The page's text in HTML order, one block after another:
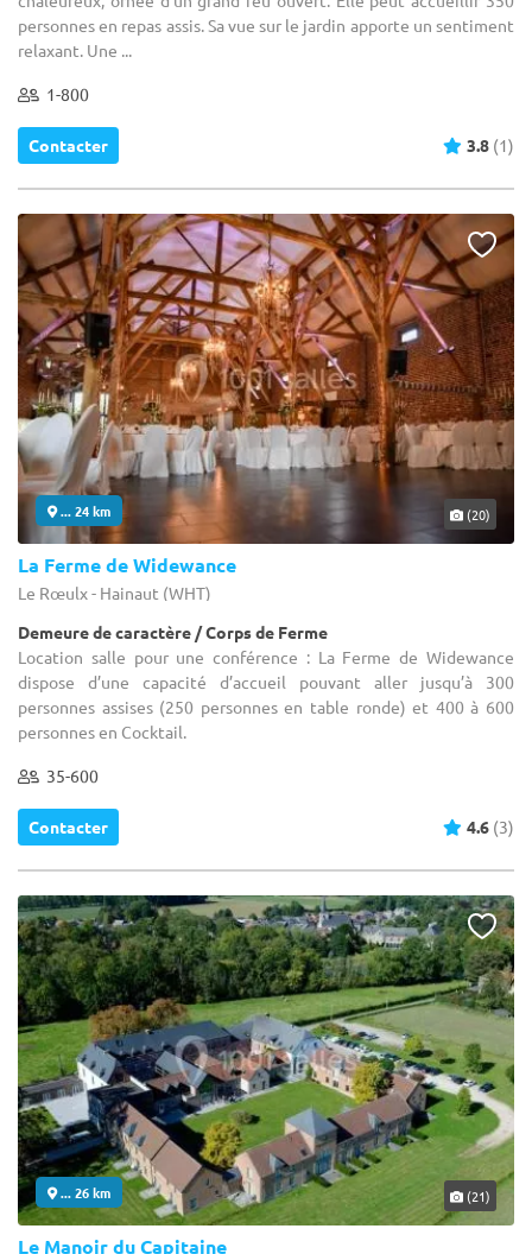
personnes en repas assis. Sa vue sur le jardin apporte un sentiment
relaxant. Une ...
1-800
Contacter 3.8 (1)
... 24 km (20)
La Ferme de Widewance
Le Rœulx - Hainaut (WHT)
Demeure de caractère / Corps de Ferme
Location salle pour une conférence : La Ferme de Widewance
dispose d’une capacité d’accueil pouvant aller jusqu’à 300
personnes assises (250 personnes en table ronde) et 400 à 600
personnes en Cocktail.
35-600
Contacter 4.6 (3)
... 26 km (21)
Le Manoir du Capitaine